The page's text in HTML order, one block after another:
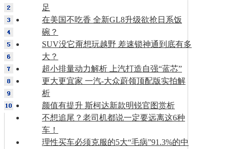
足
在美国不吃香 全新GL8升级欲抢日系饭
碗？
SUV没它甭想玩越野 差速锁神通到底有多
大？
超小排量动力解析 上汽打造自强“蓝芯”
更大更宜家 一汽-大众蔚领顶配版实拍解
析
颜值有提升 斯柯达新款明锐官图赏析
不想追尾？老司机都说一定要远离这6种
车！
理性买车必须克服的5大“毛病”91.3%的中